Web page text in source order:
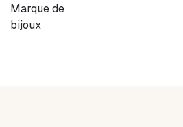
Marque de
bijoux